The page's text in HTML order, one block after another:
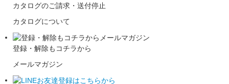
カタログのご請求・送付停止
カタログについて
登録・解除もコチラから
メールマガジン